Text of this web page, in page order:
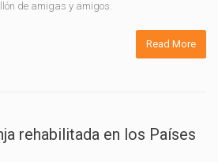
de amigas y amigos.
Read More
rehabilitada en los Países